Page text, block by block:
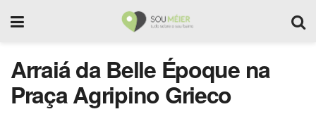
Arraiá da Belle Époque na
Praça Agripino Grieco